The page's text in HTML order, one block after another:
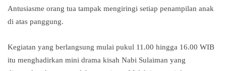
Antusiasme orang tua tampak mengiringi setiap penampilan anak
di atas panggung.
Kegiatan yang berlangsung mulai pukul 11.00 hingga 16.00 WIB
itu menghadirkan mini drama kisah Nabi Sulaiman yang